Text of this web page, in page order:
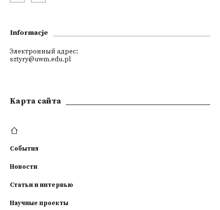
Informacje
Электронный адрес:
sztyry@uwm.edu.pl
Kарта сайта
События
Новости
Статьи и интервью
Научные проекты